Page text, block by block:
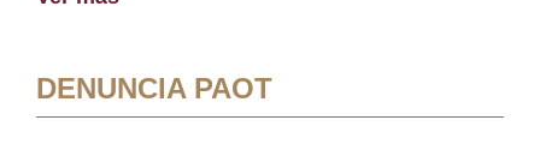
DENUNCIA PAOT